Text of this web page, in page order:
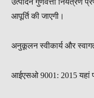
उत्पादन गुणवत्ता नियंत्रण
आपूर्ति की जाएगी।
अनुकूलन स्वीकार्य और
आईएसओ 9001: 2015 यहां